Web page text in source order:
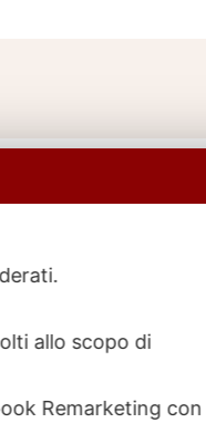
allo scopo di
Remarketing con